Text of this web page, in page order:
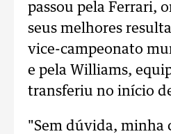
passou pela Ferrari,
seus melhores
vice-campeonato
e pela Williams,
transferiu no início
"Sem dúvida, minha